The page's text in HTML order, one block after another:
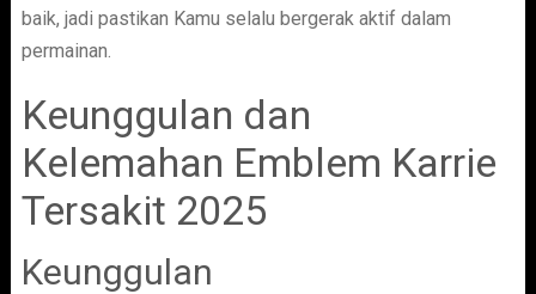
baik, jadi pastikan Kamu selalu bergerak aktif dalam
permainan.
Keunggulan dan
Kelemahan Emblem Karrie
Tersakit 2025
Keunggulan